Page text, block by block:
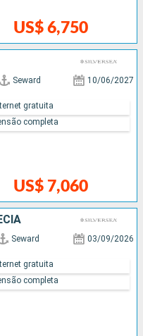
US$ 6,750
Seward 10/06/2027
US$ 7,060
gratuita
completa
Seward 03/09/2026
gratuita
completa